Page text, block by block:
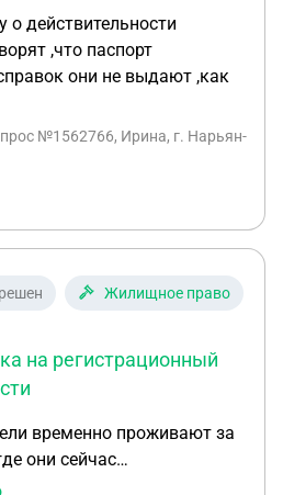
о действительности
,что паспорт
они не выдают ,как
№1562766, Ирина, г. Нарьян-
Жилищное право
на регистрационный
они сейчас
продаёт и покупает